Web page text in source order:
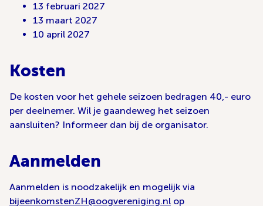
13 februari 2027
13 maart 2027
10 april 2027
Kosten
De kosten voor het gehele seizoen bedragen 40,- euro
per deelnemer. Wil je gaandeweg het seizoen
aansluiten? Informeer dan bij de organisator.
Aanmelden
Aanmelden is noodzakelijk en mogelijk via
bijeenkomstenZH@oogvereniging.nl op